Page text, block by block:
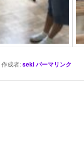
成者:sekiパーマリンク